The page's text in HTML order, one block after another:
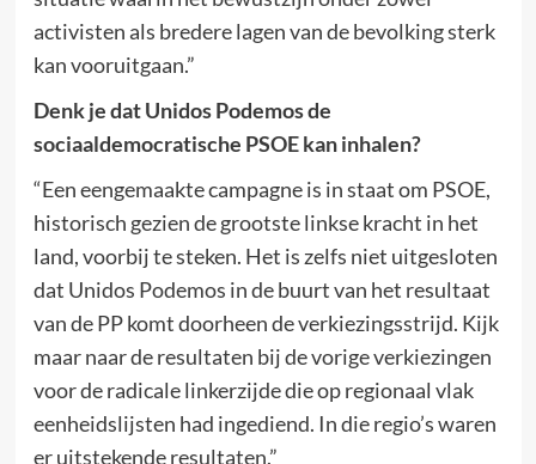
activisten als bredere lagen van de bevolking sterk
kan vooruitgaan.”
Denk je dat Unidos Podemos de
sociaaldemocratische PSOE kan inhalen?
“Een eengemaakte campagne is in staat om PSOE,
historisch gezien de grootste linkse kracht in het
land, voorbij te steken. Het is zelfs niet uitgesloten
dat Unidos Podemos in de buurt van het resultaat
van de PP komt doorheen de verkiezingsstrijd. Kijk
maar naar de resultaten bij de vorige verkiezingen
voor de radicale linkerzijde die op regionaal vlak
eenheidslijsten had ingediend. In die regio’s waren
er uitstekende resultaten.”